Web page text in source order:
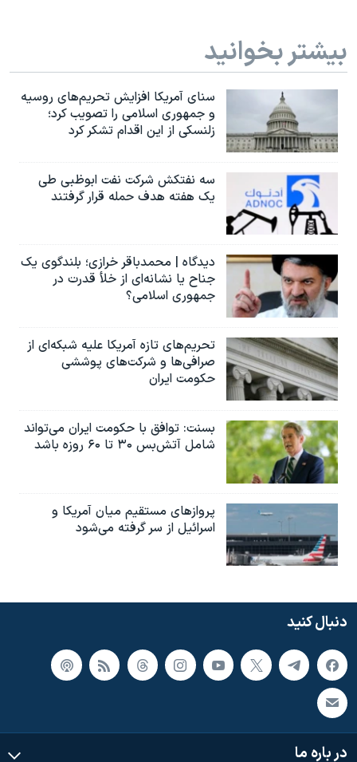
بیشتر بخوانید
سنای آمریکا افزایش تحریم‌های روسیه
و جمهوری اسلامی را تصویب کرد؛
زلنسکی از این اقدام تشکر کرد
سه نفتکش شرکت نفت ابوظبی طی
یک هفته هدف حمله قرار گرفتند
دیدگاه | محمدباقر خرازی؛ بلندگوی یک
جناح یا نشانه‌ای از خلأ قدرت در
جمهوری اسلامی؟
تحریم‌های تازه آمریکا علیه شبکه‌ای از
صرافی‌ها و شرکت‌های پوششی
حکومت ایران
بسنت: توافق با حکومت ایران می‌تواند
شامل آتش‌بس ۳۰ تا ۶۰ روزه باشد
پروازهای مستقیم میان آمریکا و
اسرائیل از سر گرفته می‌شود
دنبال کنید
در باره ما